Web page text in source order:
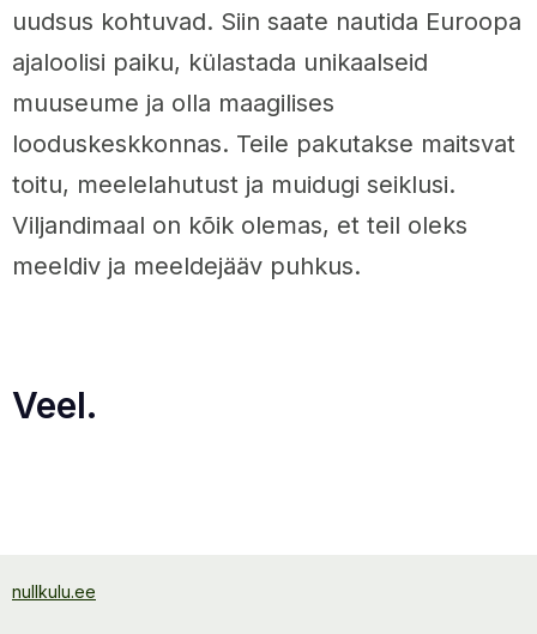
uudsus kohtuvad. Siin saate nautida Euroopa
ajaloolisi paiku, külastada unikaalseid
muuseume ja olla maagilises
looduskeskkonnas. Teile pakutakse maitsvat
toitu, meelelahutust ja muidugi seiklusi.
Viljandimaal on kõik olemas, et teil oleks
meeldiv ja meeldejääv puhkus.
Veel.
nullkulu.ee